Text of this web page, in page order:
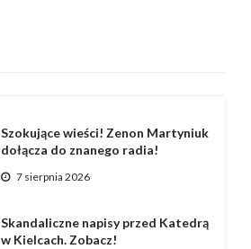
Szokujące wieści! Zenon Martyniuk
dołącza do znanego radia!
7 sierpnia 2026
Skandaliczne napisy przed Katedrą
w Kielcach. Zobacz!